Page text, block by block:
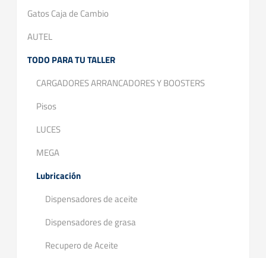
Gatos Caja de Cambio
AUTEL
TODO PARA TU TALLER
CARGADORES ARRANCADORES Y BOOSTERS
Pisos
LUCES
MEGA
Lubricación
Dispensadores de aceite
Dispensadores de grasa
Recupero de Aceite